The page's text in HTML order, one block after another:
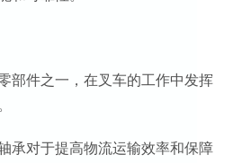
部件之一，在叉车的工作中发挥
承对于提高物流运输效率和保障